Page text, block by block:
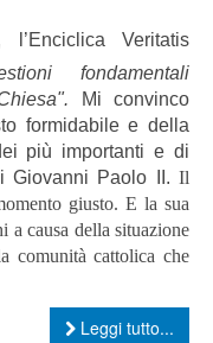
Veritatis
fondamentali
Mi convinco
formidabile e della
più importanti e di
Giovanni Paolo II. Il
giusto. E la sua
a causa della situazione
comunità cattolica che
Leggi tutto...